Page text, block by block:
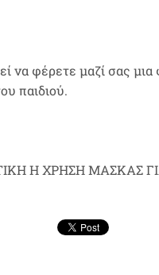
να φέρετε μαζί σας
παιδιού.
Η ΧΡΗΣΗ ΜΑΣΚΑΣ